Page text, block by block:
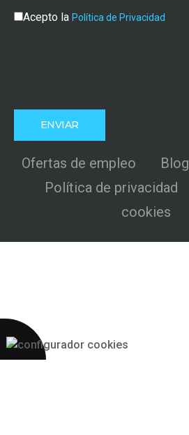
Acepto la Política de Privacidad
Ofertas de empleo Blog
Política de privacidad
cookies